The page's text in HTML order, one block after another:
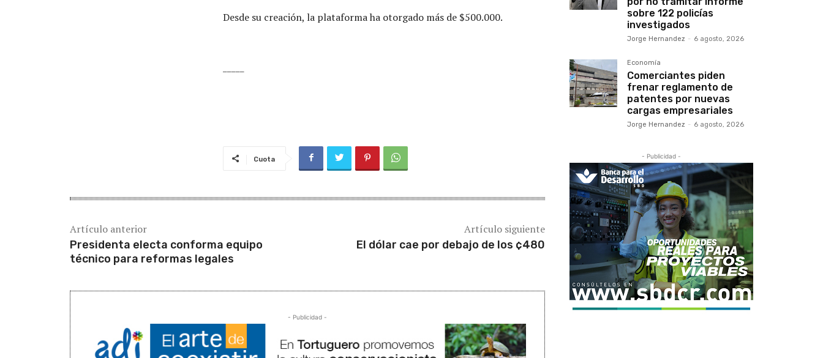
Desde su creación, la plataforma ha otorgado más de $500.000.
Cuota
Artículo anterior
Presidenta electa conforma equipo
técnico para reformas legales
Artículo siguiente
El dólar cae por debajo de los ¢480
- Publicidad -
sobre 122 policías
investigados
Jorge Hernandez - 6 agosto, 2026
Economía
Comerciantes piden
frenar reglamento de
patentes por nuevas
cargas empresariales
Jorge Hernandez - 6 agosto, 2026
- Publicidad -